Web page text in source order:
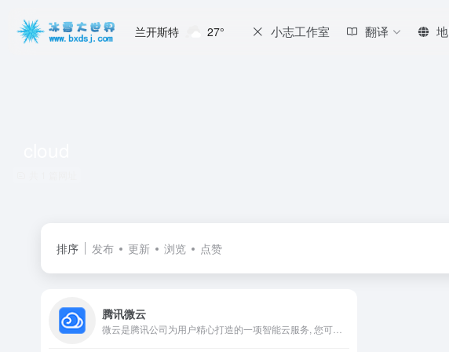
兰开斯特 27° 小志工作室 翻译
排序 发布 更新 浏览 点赞
腾讯微云